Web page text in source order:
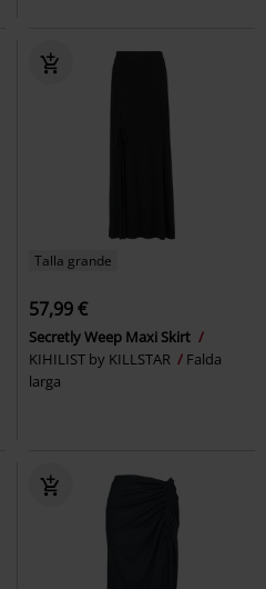
Talla grande
57,99 €
Secretly Weep Maxi Skirt
KIHILIST by KILLSTAR
Falda
larga